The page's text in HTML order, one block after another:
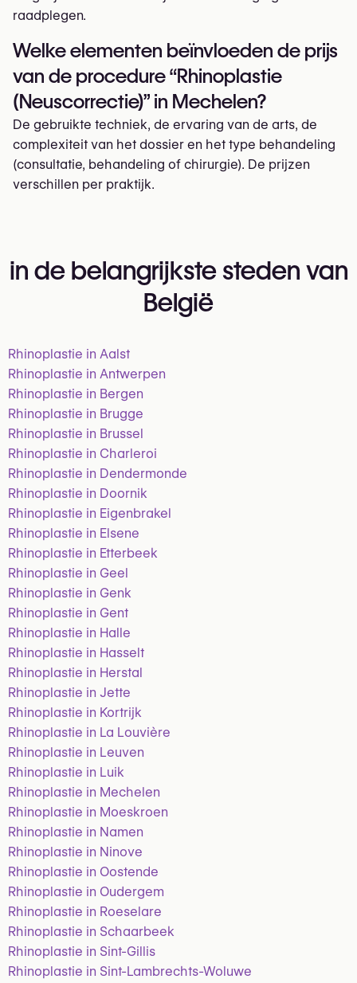
raadplegen.
Welke elementen beïnvloeden de prijs
van de procedure “Rhinoplastie
(Neuscorrectie)” in Mechelen?
De gebruikte techniek, de ervaring van de arts, de
complexiteit van het dossier en het type behandeling
(consultatie, behandeling of chirurgie). De prijzen
verschillen per praktijk.
in de belangrijkste steden van
België
Rhinoplastie in Aalst
Rhinoplastie in Antwerpen
Rhinoplastie in Bergen
Rhinoplastie in Brugge
Rhinoplastie in Brussel
Rhinoplastie in Charleroi
Rhinoplastie in Dendermonde
Rhinoplastie in Doornik
Rhinoplastie in Eigenbrakel
Rhinoplastie in Elsene
Rhinoplastie in Etterbeek
Rhinoplastie in Geel
Rhinoplastie in Genk
Rhinoplastie in Gent
Rhinoplastie in Halle
Rhinoplastie in Hasselt
Rhinoplastie in Herstal
Rhinoplastie in Jette
Rhinoplastie in Kortrijk
Rhinoplastie in La Louvière
Rhinoplastie in Leuven
Rhinoplastie in Luik
Rhinoplastie in Mechelen
Rhinoplastie in Moeskroen
Rhinoplastie in Namen
Rhinoplastie in Ninove
Rhinoplastie in Oostende
Rhinoplastie in Oudergem
Rhinoplastie in Roeselare
Rhinoplastie in Schaarbeek
Rhinoplastie in Sint-Gillis
Rhinoplastie in Sint-Lambrechts-Woluwe